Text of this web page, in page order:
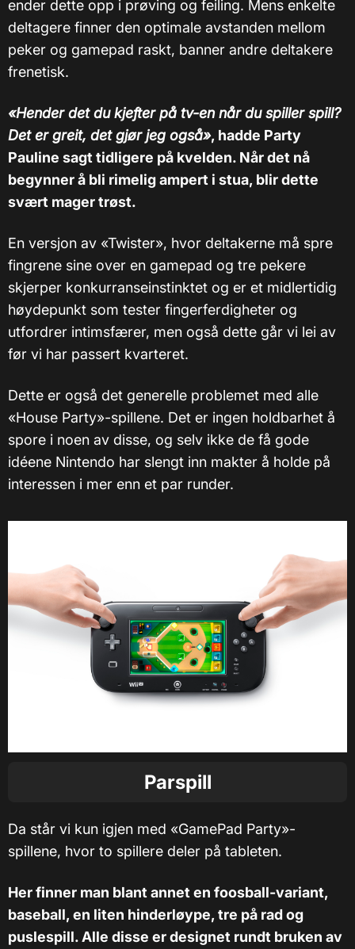
ender dette opp i prøving og feiling. Mens enkelte
deltagere finner den optimale avstanden mellom
peker og gamepad raskt, banner andre deltakere
frenetisk.
«Hender det du kjefter på tv-en når du spiller spill?
Det er greit, det gjør jeg også», hadde Party
Pauline sagt tidligere på kvelden. Når det nå
begynner å bli rimelig ampert i stua, blir dette
svært mager trøst.
En versjon av «Twister», hvor deltakerne må spre
fingrene sine over en gamepad og tre pekere
skjerper konkurranseinstinktet og er et midlertidig
høydepunkt som tester fingerferdigheter og
utfordrer intimsfærer, men også dette går vi lei av
før vi har passert kvarteret.
Dette er også det generelle problemet med alle
«House Party»-spillene. Det er ingen holdbarhet å
spore i noen av disse, og selv ikke de få gode
idéene Nintendo har slengt inn makter å holde på
interessen i mer enn et par runder.
Parspill
Da står vi kun igjen med «GamePad Party»-
spillene, hvor to spillere deler på tableten.
Her finner man blant annet en foosball-variant,
baseball, en liten hinderløype, tre på rad og
puslespill. Alle disse er designet rundt bruken av